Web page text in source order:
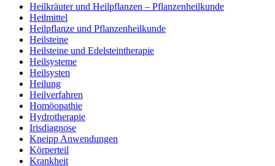
Heilkräuter und Heilpflanzen – Pflanzenheilkunde
Heilmittel
Heilpflanze und Pflanzenheilkunde
Heilsteine
Heilsteine und Edelsteintherapie
Heilsysteme
Heilsysten
Heilung
Heilverfahren
Homöopathie
Hydrotherapie
Irisdiagnose
Kneipp Anwendungen
Körperteil
Krankheit